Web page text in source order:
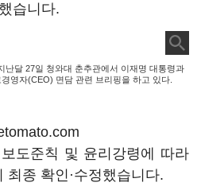
습니다.
난달 27일 청와대 춘추관에서 이재명 대통령과
영자(CEO) 면담 관련 브리핑을 하고 있다.
도준칙 및 윤리강령에 따라
최종 확인·수정했습니다.